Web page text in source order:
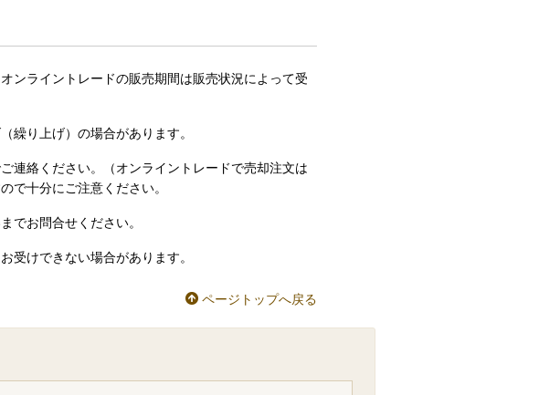
ンライントレードの販売期間は販売状況によって受
繰り上げ）の場合があります。
連絡ください。（オンライントレードで売却注文は
で十分にご注意ください。
でお問合せください。
受けできない場合があります。
ページトップへ戻る